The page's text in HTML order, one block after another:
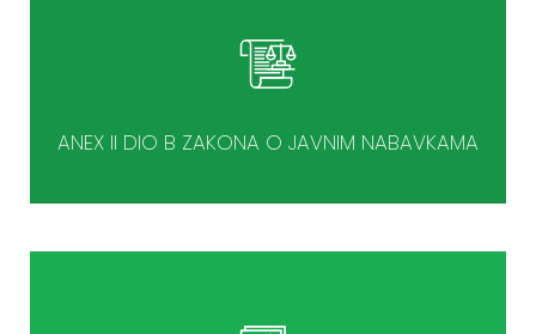
ANEX II DIO B ZAKONA O JAVNIM NABAVKAMA